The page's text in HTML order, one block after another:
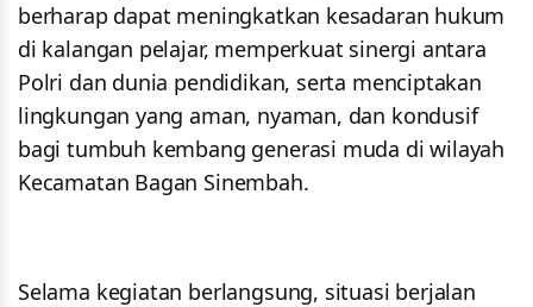
berharap dapat meningkatkan kesadaran hukum
di kalangan pelajar, memperkuat sinergi antara
Polri dan dunia pendidikan, serta menciptakan
lingkungan yang aman, nyaman, dan kondusif
bagi tumbuh kembang generasi muda di wilayah
Kecamatan Bagan Sinembah.
Selama kegiatan berlangsung, situasi berjalan